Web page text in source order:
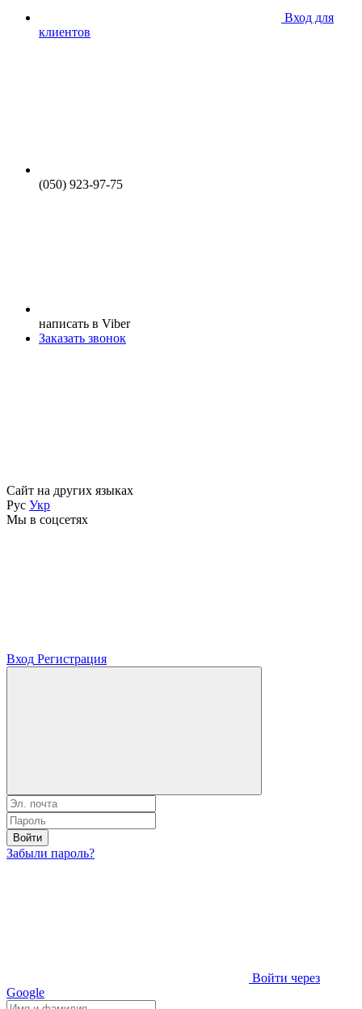
Вход для
клиентов
(050) 923-97-75
написать в Viber
Заказать звонок
Сайт на других языках
Рус Укр
Мы в соцсетях
Вход Регистрация
Войти
Забыли пароль?
Войти через
Google